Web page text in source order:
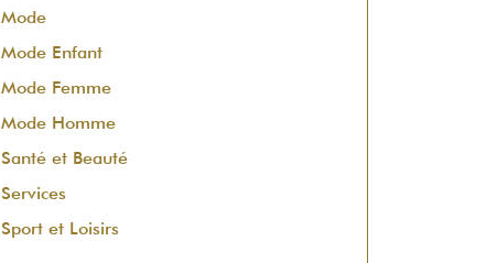
Mode
Mode Enfant
Mode Femme
Mode Homme
Santé et Beauté
Services
Sport et Loisirs